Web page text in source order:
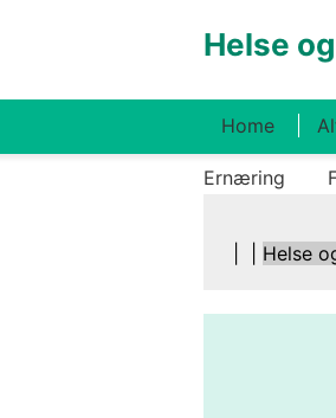
Helse
Home
Ernæring
Helse